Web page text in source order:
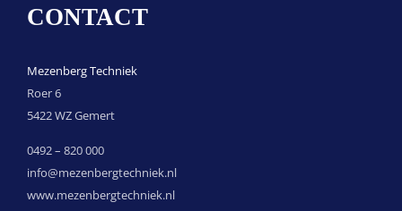
CONTACT
Mezenberg Techniek
Roer 6
5422 WZ Gemert
0492 – 820 000
info@mezenbergtechniek.nl
www.mezenbergtechniek.nl